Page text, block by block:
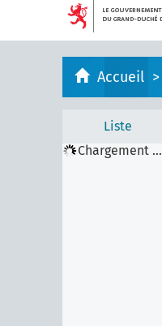
Accueil >
Liste
Chargement ...